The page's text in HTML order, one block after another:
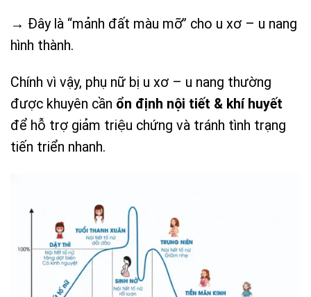
→ Đây là “mảnh đất màu mỡ” cho u xơ – u nang
hình thành.
Chính vì vậy, phụ nữ bị u xơ – u nang thường
được khuyên cần ổn định nội tiết & khí huyết
để hỗ trợ giảm triệu chứng và tránh tình trạng
tiến triển nhanh.